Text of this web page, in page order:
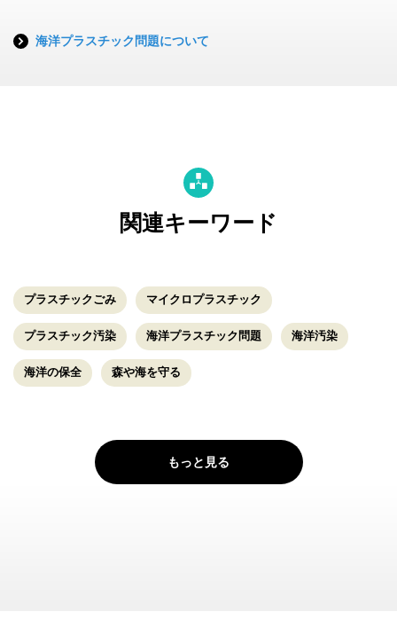
海洋プラスチック問題について
関連キーワード
プラスチックごみ マイクロプラスチック
プラスチック汚染 海洋プラスチック問題 海洋汚染
海洋の保全 森や海を守る
もっと見る